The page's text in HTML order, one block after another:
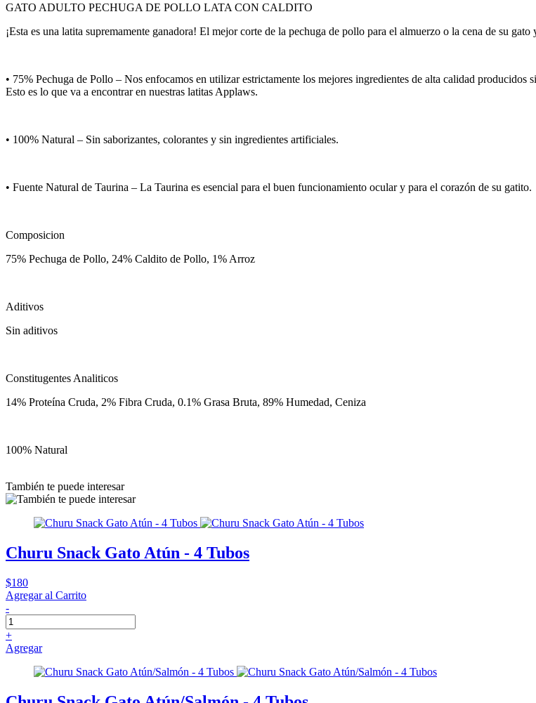
GATO ADULTO PECHUGA DE POLLO LATA CON CALDITO
¡Esta es una latita supremamente ganadora! El mejor corte de la pechuga de pollo para el almuerzo o la cena de su
• 75% Pechuga de Pollo – Nos enfocamos en utilizar estrictamente los mejores ingredientes de alta calidad
Esto es lo que va a encontrar en nuestras latitas Applaws.
• 100% Natural – Sin saborizantes, colorantes y sin ingredientes artificiales.
• Fuente Natural de Taurina – La Taurina es esencial para el buen funcionamiento ocular y para el corazón de su gatito.
Composicion
75% Pechuga de Pollo, 24% Caldito de Pollo, 1% Arroz
Aditivos
Sin aditivos
Constitugentes Analiticos
14% Proteína Cruda, 2% Fibra Cruda, 0.1% Grasa Bruta, 89% Humedad, Ceniza
100% Natural
También te puede interesar
Churu Snack Gato Atún - 4 Tubos
$180
Agregar al Carrito
-
+
Agregar